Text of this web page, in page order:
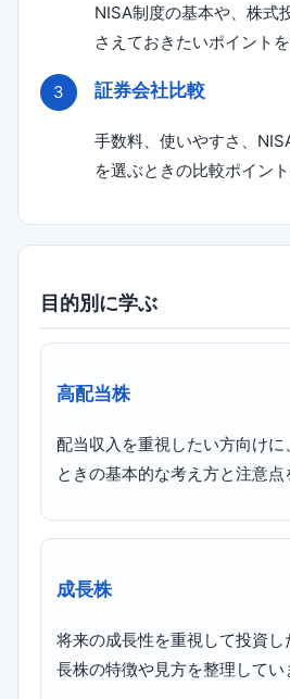
NISA制度の基本や、株式
さえておきたいポイント
証券会社比較
手数料、使いやすさ、
を選ぶときの比較ポイン
目的別に学ぶ
高配当株
配当収入を重視したい方向けに
ときの基本的な考え方と注意点
成長株
将来の成長性を重視して投資
長株の特徴や見方を整理してい